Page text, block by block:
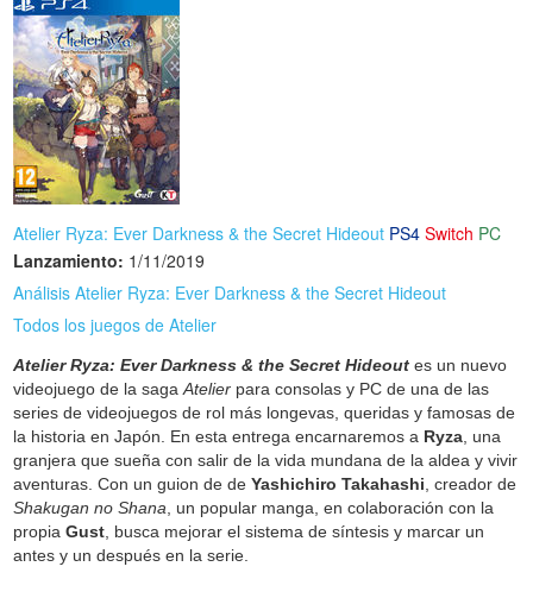
Atelier Ryza: Ever Darkness & the Secret Hideout PS4 Switch PC
Lanzamiento: 1/11/2019
Análisis Atelier Ryza: Ever Darkness & the Secret Hideout
Todos los juegos de Atelier
Atelier Ryza: Ever Darkness & the Secret Hideout es un nuevo
videojuego de la sagaAtelier para consolas y PC de una de las
series de videojuegos de rol más longevas, queridas y famosas de
la historia en Japón. En esta entrega encarnaremos a Ryza , una
granjera que sueña con salir de la vida mundana de la aldea y vivir
aventuras. Con un guion de deYashichiro Takahashi , creador de
Shakugan no Shana , un popular manga, en colaboración con la
propiaGust , busca mejorar el sistema de síntesis y marcar un
antes y un después en la serie.